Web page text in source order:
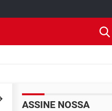
ASSINE NOSSA